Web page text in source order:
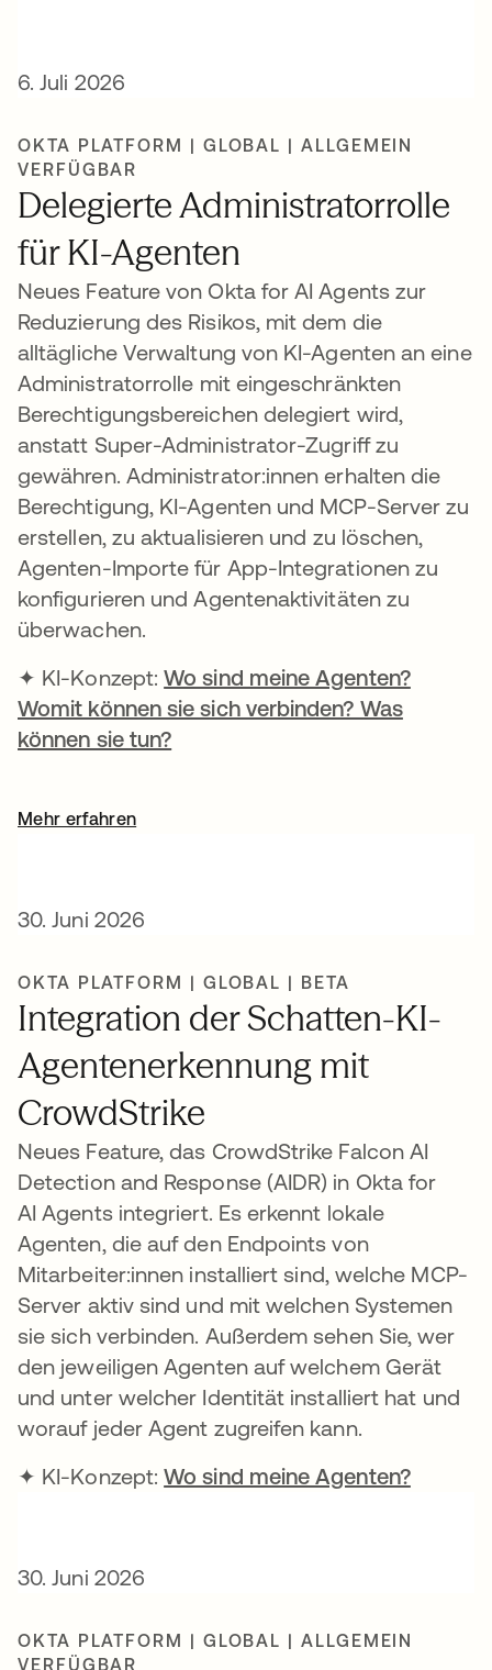
6. Juli 2026
OKTA PLATFORM | GLOBAL | ALLGEMEIN
VERFÜGBAR
Delegierte Administratorrolle
für KI-Agenten
Neues Feature von Okta for AI Agents zur
Reduzierung des Risikos, mit dem die
alltägliche Verwaltung von KI-Agenten an eine
Administratorrolle mit eingeschränkten
Berechtigungsbereichen delegiert wird,
anstatt Super-Administrator-Zugriff zu
gewähren. Administrator:innen erhalten die
Berechtigung, KI-Agenten und MCP-Server zu
erstellen, zu aktualisieren und zu löschen,
Agenten-Importe für App-Integrationen zu
konfigurieren und Agentenaktivitäten zu
überwachen.
✦ KI-Konzept:Wo sind meine Agenten?
Womit können sie sich verbinden? Was
können sie tun?
Mehr erfahren
30. Juni 2026
OKTA PLATFORM | GLOBAL | BETA
Integration der Schatten-KI-
Agentenerkennung mit
CrowdStrike
Neues Feature, das CrowdStrike Falcon AI
Detection and Response (AIDR) in Okta for
AI Agents integriert. Es erkennt lokale
Agenten, die auf den Endpoints von
Mitarbeiter:innen installiert sind, welche MCP-
Server aktiv sind und mit welchen Systemen
sie sich verbinden. Außerdem sehen Sie, wer
den jeweiligen Agenten auf welchem Gerät
und unter welcher Identität installiert hat und
worauf jeder Agent zugreifen kann.
✦ KI-Konzept:Wo sind meine Agenten?
30. Juni 2026
OKTA PLATFORM | GLOBAL | ALLGEMEIN
VERFÜGBAR